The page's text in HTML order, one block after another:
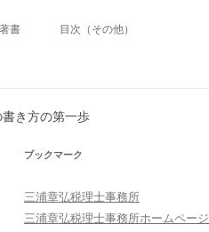
著書 目次（その他）
き方の第一歩
ブックマーク
三浦章弘税理士事務所
三浦章弘税理士事務所ホームページ